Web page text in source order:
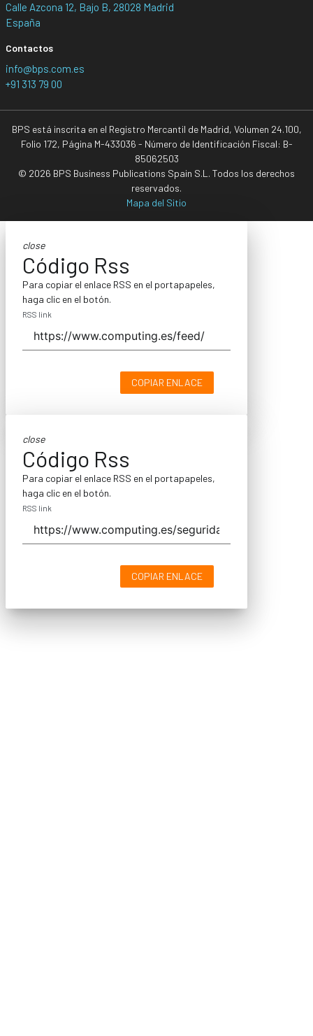
Calle Azcona 12, Bajo B, 28028 Madrid
España
Contactos
info@bps.com.es
+91 313 79 00
BPS está inscrita en el Registro Mercantil de Madrid, Volumen 24.100,
Folio 172, Página M-433036 - Número de Identificación Fiscal: B-
85062503
© 2026 BPS Business Publications Spain S.L. Todos los derechos
reservados.
Mapa del Sitio
close
Código Rss
Para copiar el enlace RSS en el portapapeles,
haga clic en el botón.
RSS link
COPIAR ENLACE
close
Código Rss
Para copiar el enlace RSS en el portapapeles,
haga clic en el botón.
RSS link
COPIAR ENLACE